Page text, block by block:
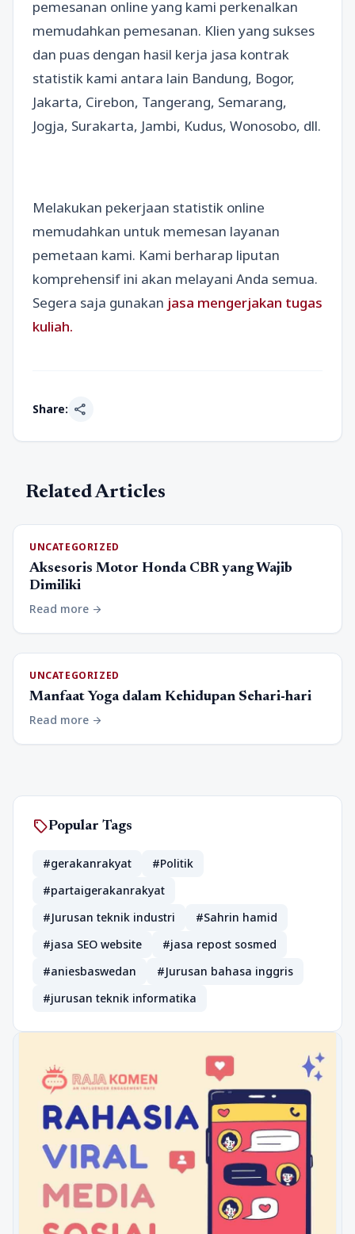
pemesanan online yang kami perkenalkan
memudahkan pemesanan. Klien yang sukses
dan puas dengan hasil kerja jasa kontrak
statistik kami antara lain Bandung, Bogor,
Jakarta, Cirebon, Tangerang, Semarang,
Jogja, Surakarta, Jambi, Kudus, Wonosobo, dll.
Melakukan pekerjaan statistik online
memudahkan untuk memesan layanan
pemetaan kami. Kami berharap liputan
komprehensif ini akan melayani Anda semua.
Segera saja gunakan jasa mengerjakan tugas
kuliah.
Share: share
Related Articles
UNCATEGORIZED
Aksesoris Motor Honda CBR yang Wajib
Dimiliki
Read more arrow_forward
UNCATEGORIZED
Manfaat Yoga dalam Kehidupan Sehari-hari
Read more arrow_forward
sellPopular Tags
#gerakanrakyat
#Politik
#partaigerakanrakyat
#Jurusan teknik industri
#Sahrin hamid
#jasa SEO website
#jasa repost sosmed
#aniesbaswedan
#Jurusan bahasa inggris
#jurusan teknik informatika